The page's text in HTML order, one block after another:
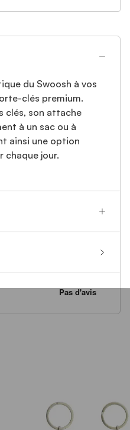
du Swoosh à vos
clés premium.
clés, son attache
à un sac ou à
ainsi une option
chaque jour.